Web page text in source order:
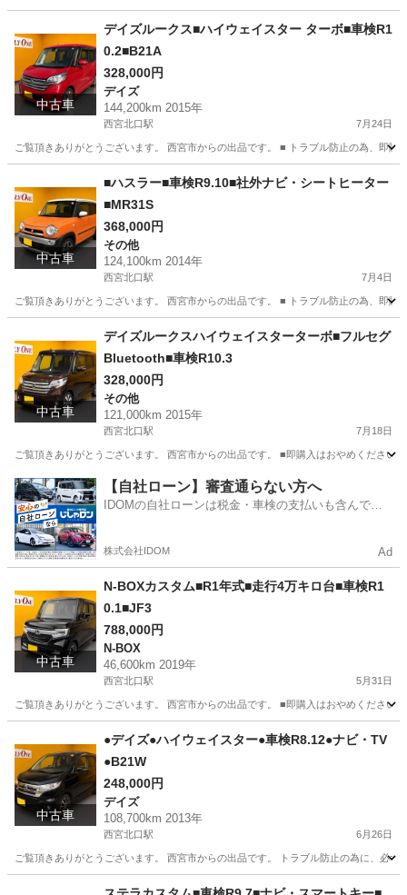
西宮北口駅 ハイウェイスター
中古車
デイズルークス■ハイウェイスター ターボ■車検R1
0.2■B21A
328,000円
デイズ
144,200km 2015年
西宮北口駅 7月24日
ご覧頂きありがとうございます。 西宮市からの出品です。 ■ トラブル防止の為、即
西宮北口駅 デイズ ハイウェイスター
中古車
■ハスラー■車検R9.10■社外ナビ・シートヒーター
■MR31S
368,000円
その他
124,100km 2014年
西宮北口駅 7月4日
ご覧頂きありがとうございます。 西宮市からの出品です。 ■ トラブル防止の為、即
西宮北口駅 その他 ハスラー
中古車
デイズルークスハイウェイスターターボ■フルセグ
Bluetooth■車検R10.3
328,000円
その他
121,000km 2015年
西宮北口駅 7月18日
ご覧頂きありがとうございます。 西宮市からの出品です。 ■即購入はおやめくださ
兵庫 西宮市 西宮北口駅 その他
【自社ローン】審査通らない方へ
IDOMの自社ローンは税金・車検の支払いも含んでい
株式会社IDOM Ad
中古車
N-BOXカスタム■R1年式■走行4万キロ台■車検R1
0.1■JF3
788,000円
N-BOX
46,600km 2019年
西宮北口駅 5月31日
ご覧頂きありがとうございます。 西宮市からの出品です。 ■即購入はおやめくださ
西宮北口駅 N-BOX 預かり金
中古車
●デイズ●ハイウェイスター●車検R8.12●ナビ・TV
●B21W
248,000円
デイズ
108,700km 2013年
西宮北口駅 6月26日
ご覧頂きありがとうございます。 西宮市からの出品です。 トラブル防止の為に、必
西宮北口駅 デイズ